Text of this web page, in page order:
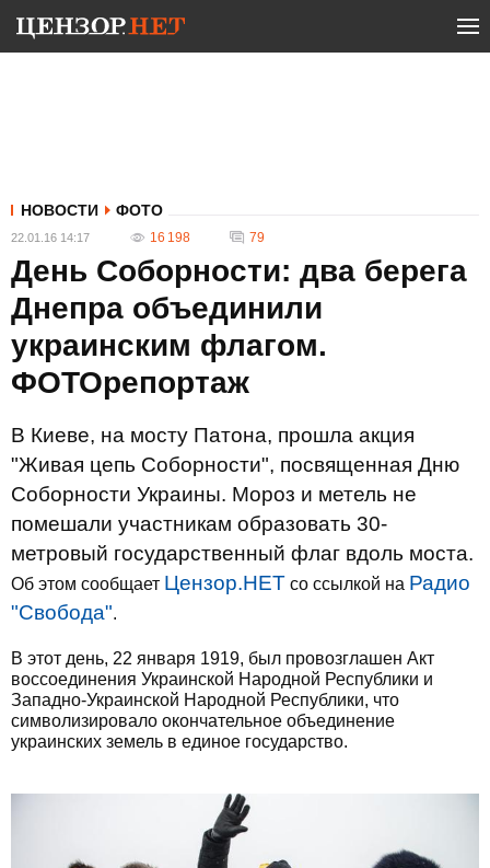
НОВОСТИ ФОТО
22.01.16 14:17 16 198 79
День Соборности: два берега
Днепра объединили
украинским флагом.
ФОТОрепортаж
В Киеве, на мосту Патона, прошла акция
"Живая цепь Соборности", посвященная Дню
Соборности Украины. Мороз и метель не
помешали участникам образовать 30-
метровый государственный флаг вдоль моста.
Об этом сообщает Цензор.НЕТ со ссылкой на Радио
"Свобода".
В этот день, 22 января 1919, был провозглашен Акт
воссоединения Украинской Народной Республики и
Западно-Украинской Народной Республики, что
символизировало окончательное объединение
украинских земель в единое государство.